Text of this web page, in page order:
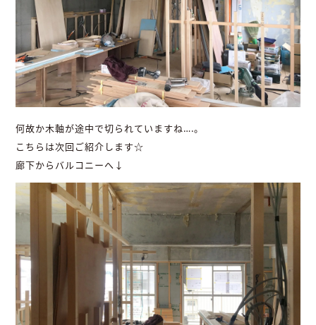
何故か木軸が途中で切られていますね….。
こちらは次回ご紹介します☆
廊下からバルコニーへ↓